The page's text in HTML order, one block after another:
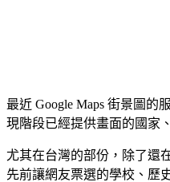
最近 Google Maps 街景圖
現階段已經提供畫面的國家
尤其在台灣的部份，除了還
先前讓網友票選的學校、歷